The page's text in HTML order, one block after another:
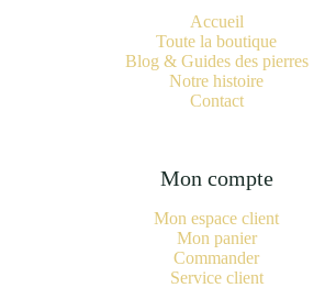
Accueil
Toute la boutique
Blog & Guides des pierres
Notre histoire
Contact
Mon compte
Mon espace client
Mon panier
Commander
Service client